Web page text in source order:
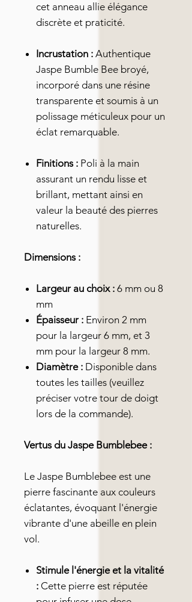
cet anneau allie élégance
discrète et praticité.
Incrustation : Authentique
Jaspe Bumble Bee broyé,
incorporé dans une résine
transparente et soumis à un
polissage méticuleux pour un
éclat remarquable.
Finitions : Poli à la main
assurant un rendu lisse et
brillant, mettant ainsi en
valeur la beauté des pierres
naturelles.
Dimensions :
Largeur au choix : 6 mm ou 8
mm
Épaisseur : Environ 2 mm
pour la largeur 6 mm, et 3
mm pour la largeur 8 mm.
Diamètre : Disponible dans
toutes les tailles (veuillez
préciser votre tour de doigt
lors de la commande).
Vertus du Jaspe Bumblebee :
Le Jaspe Bumblebee est une
pierre fascinante aux couleurs
éclatantes, évoquant l'énergie
vibrante d'une abeille en plein
vol.
Stimule l'énergie et la vitalité
: Cette pierre est réputée